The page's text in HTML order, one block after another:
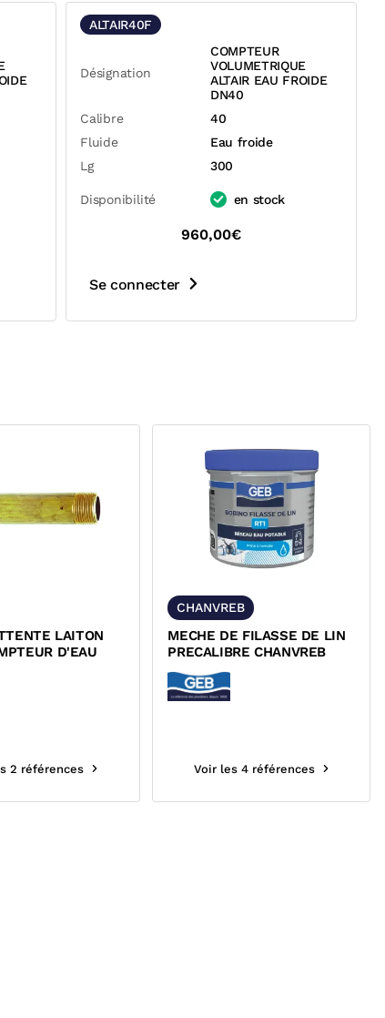
ALTAIR40F
Désignation
COMPTEUR
VOLUMETRIQUE
ALTAIR EAU FROIDE
DN40
Calibre
40
Fluide
Eau froide
Lg
300
Disponibilité en stock
960,00€
Se connecter
LAITON
D'EAU
2 références
CHANVREB
MECHE DE FILASSE DE LIN
PRECALIBRE CHANVREB
Voir les 4 références